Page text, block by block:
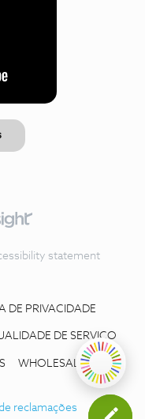
statement
DE PRIVACIDADE
DE SERVIÇO
WHOLESALE